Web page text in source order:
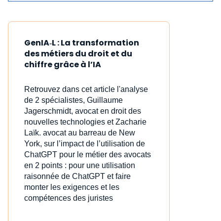
GenIA‑L : La transformation
des métiers du droit et du
chiffre grâce à l’IA
Retrouvez dans cet article l'analyse
de 2 spécialistes, Guillaume
Jagerschmidt, avocat en droit des
nouvelles technologies et Zacharie
Laïk. avocat au barreau de New
York, sur l’impact de l’utilisation de
ChatGPT pour le métier des avocats
en 2 points : pour une utilisation
raisonnée de ChatGPT et faire
monter les exigences et les
compétences des juristes